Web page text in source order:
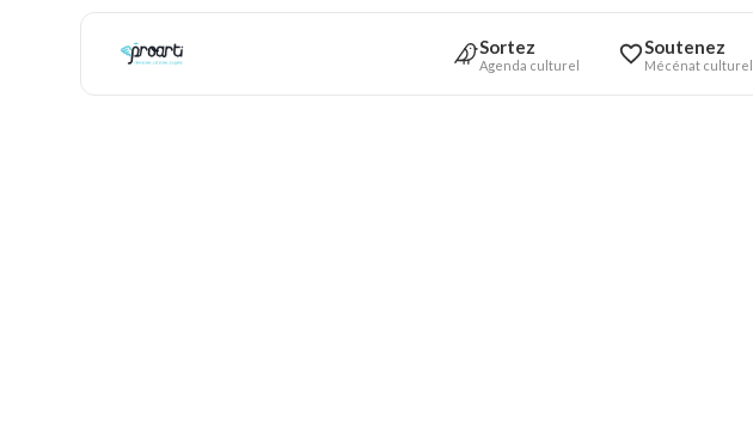
Sortez
Agenda culturel
Soutenez
Mécénat culturel